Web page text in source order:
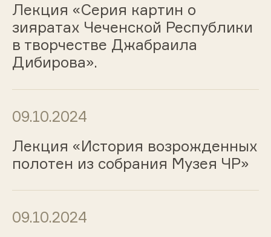
Лекция «Серия картин о
зияратах Чеченской Республики
в творчестве Джабраила
Дибирова».
09.10.2024
Лекция «История возрожденных
полотен из собрания Музея ЧР»
09.10.2024